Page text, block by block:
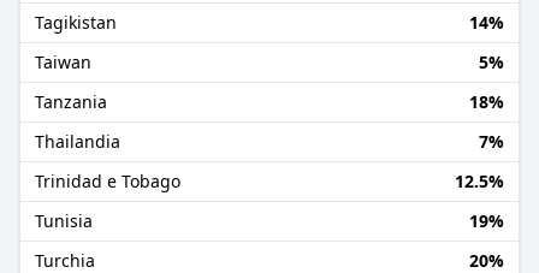
Tagikistan
14%
Taiwan
5%
Tanzania
18%
Thailandia
7%
Trinidad e Tobago
12.5%
Tunisia
19%
Turchia
20%